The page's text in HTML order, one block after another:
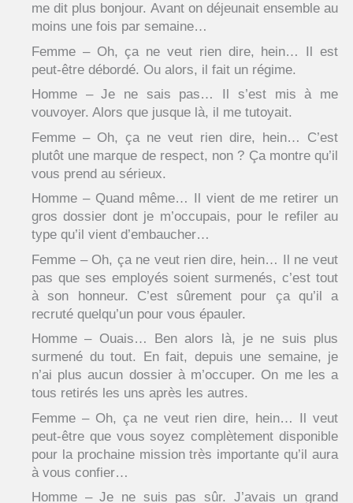
me dit plus bonjour. Avant on déjeunait ensemble au
moins une fois par semaine…
Femme – Oh, ça ne veut rien dire, hein… Il est
peut-être débordé. Ou alors, il fait un régime.
Homme – Je ne sais pas… Il s’est mis à me
vouvoyer. Alors que jusque là, il me tutoyait.
Femme – Oh, ça ne veut rien dire, hein… C’est
plutôt une marque de respect, non ? Ça montre qu’il
vous prend au sérieux.
Homme – Quand même… Il vient de me retirer un
gros dossier dont je m’occupais, pour le refiler au
type qu’il vient d’embaucher…
Femme – Oh, ça ne veut rien dire, hein… Il ne veut
pas que ses employés soient surmenés, c’est tout
à son honneur. C’est sûrement pour ça qu’il a
recruté quelqu’un pour vous épauler.
Homme – Ouais… Ben alors là, je ne suis plus
surmené du tout. En fait, depuis une semaine, je
n’ai plus aucun dossier à m’occuper. On me les a
tous retirés les uns après les autres.
Femme – Oh, ça ne veut rien dire, hein… Il veut
peut-être que vous soyez complètement disponible
pour la prochaine mission très importante qu’il aura
à vous confier…
Homme – Je ne suis pas sûr. J’avais un grand